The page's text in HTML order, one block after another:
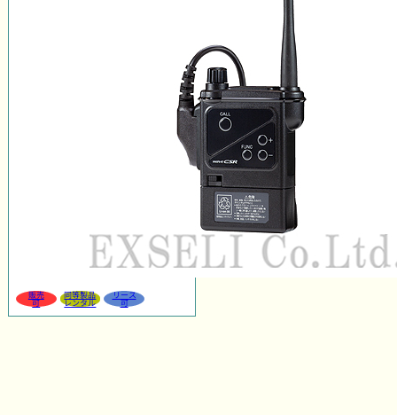
販売
可
同等製品
レンタル
リース
可